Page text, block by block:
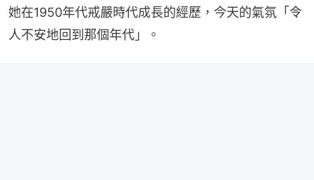
她在1950年代戒嚴時代成長的經歷，今天的氣氛「令
人不安地回到那個年代」。